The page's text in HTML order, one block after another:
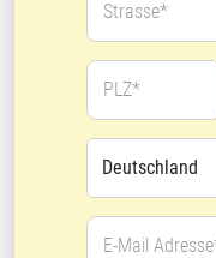
Strasse*
PLZ*
E-Mail